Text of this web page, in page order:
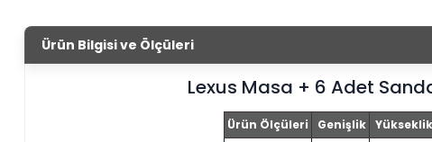
Ürün Bilgisi ve Ölçüleri
Lexus Masa + 6 Adet
Ürün Ölçüleri Genişlik Yükseklik